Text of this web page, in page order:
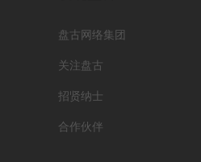
编号 iMG02220494
盘古网络集团
关注盘古
招贤纳士
合作伙伴